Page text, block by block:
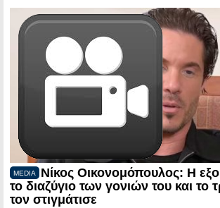
MEDIA
Νίκος Οικονομόπουλος: Η
το διαζύγιο των γονιών του και το
τον στιγμάτισε